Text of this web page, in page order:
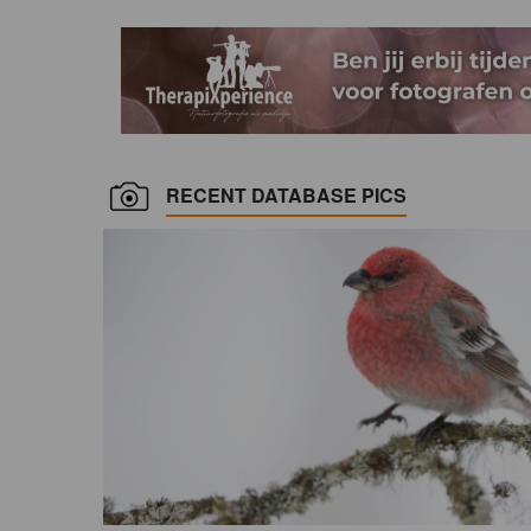
RECENT DATABASE PICS